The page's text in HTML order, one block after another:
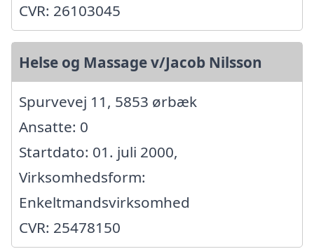
CVR: 26103045
Helse og Massage v/Jacob Nilsson
Spurvevej 11, 5853 ørbæk
Ansatte: 0
Startdato: 01. juli 2000,
Virksomhedsform:
Enkeltmandsvirksomhed
CVR: 25478150